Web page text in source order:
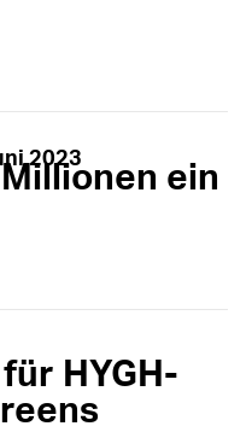
2023
ein
HYGH-